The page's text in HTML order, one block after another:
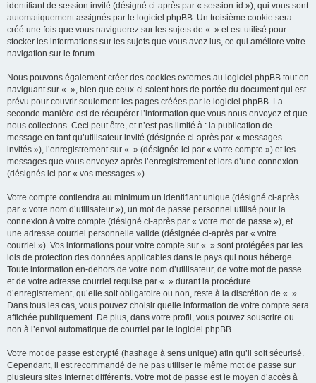
identifiant de session invité (désigné ci-après par « session-id »), qui vous sont
automatiquement assignés par le logiciel phpBB. Un troisième cookie sera
créé une fois que vous naviguerez sur les sujets de « » et est utilisé pour
stocker les informations sur les sujets que vous avez lus, ce qui améliore votre
navigation sur le forum.
Nous pouvons également créer des cookies externes au logiciel phpBB tout en
naviguant sur « », bien que ceux-ci soient hors de portée du document qui est
prévu pour couvrir seulement les pages créées par le logiciel phpBB. La
seconde manière est de récupérer l’information que vous nous envoyez et que
nous collectons. Ceci peut être, et n’est pas limité à : la publication de
message en tant qu’utilisateur invité (désignée ci-après par « messages
invités »), l’enregistrement sur « » (désignée ici par « votre compte ») et les
messages que vous envoyez après l’enregistrement et lors d’une connexion
(désignés ici par « vos messages »).
Votre compte contiendra au minimum un identifiant unique (désigné ci-après
par « votre nom d’utilisateur »), un mot de passe personnel utilisé pour la
connexion à votre compte (désigné ci-après par « votre mot de passe »), et
une adresse courriel personnelle valide (désignée ci-après par « votre
courriel »). Vos informations pour votre compte sur « » sont protégées par les
lois de protection des données applicables dans le pays qui nous héberge.
Toute information en-dehors de votre nom d’utilisateur, de votre mot de passe
et de votre adresse courriel requise par « » durant la procédure
d’enregistrement, qu’elle soit obligatoire ou non, reste à la discrétion de « ».
Dans tous les cas, vous pouvez choisir quelle information de votre compte sera
affichée publiquement. De plus, dans votre profil, vous pouvez souscrire ou
non à l’envoi automatique de courriel par le logiciel phpBB.
Votre mot de passe est crypté (hashage à sens unique) afin qu’il soit sécurisé.
Cependant, il est recommandé de ne pas utiliser le même mot de passe sur
plusieurs sites Internet différents. Votre mot de passe est le moyen d’accès à